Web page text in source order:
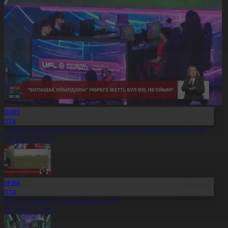
ойындары»: Биылғы турнир несімен ерекшеленді?
20:31
ыстық егінге қалай әсер етті?
20:22